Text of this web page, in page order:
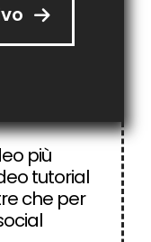
più
tutorial
che per